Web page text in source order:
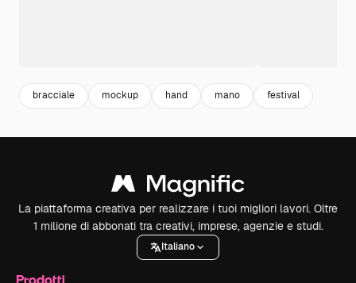
bracciale mockup hand mano festival
La piattaforma creativa per realizzare i tuoi migliori lavori. Oltre
1 milione di abbonati tra creativi, imprese, agenzie e studi.
Italiano
Prodotti